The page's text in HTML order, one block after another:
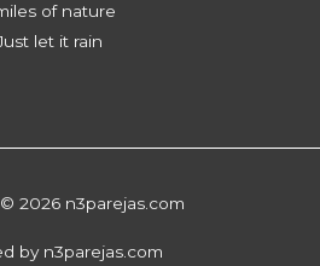
of nature
let it rain
2026 n3parejas.com
by n3parejas.com